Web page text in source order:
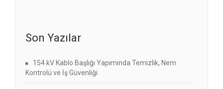
Son Yazılar
154 kV Kablo Başlığı Yapımında Temizlik, Nem
Kontrolü ve İş Güvenliği